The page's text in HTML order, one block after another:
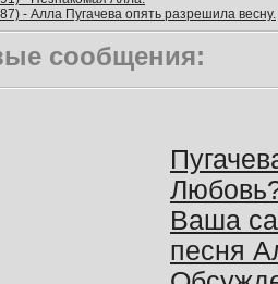
- Алла Пугачева опять разрешила весну.
сообщения:
Ваша
песня